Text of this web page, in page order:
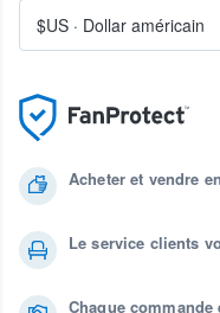
Acheter et vendre
Le service clients
Chaque commande
$US · Dollar américain